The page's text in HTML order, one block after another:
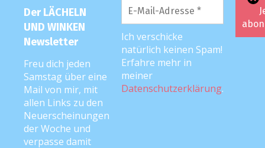
Der LÄCHELN
UND WINKEN
Newsletter
Freu dich jeden
Samstag über eine
Mail von mir, mit
allen Links zu den
Neuerscheinungen
der Woche und
verpasse damit
Ich verschicke
natürlich keinen Spam!
Erfahre mehr in
meiner
Datenschutzerklärung.
24. Januar 2023 um 18:39 Uhr
Das lese ich gerne :D
Antworten
KATEGORIEN
Anke liest vor